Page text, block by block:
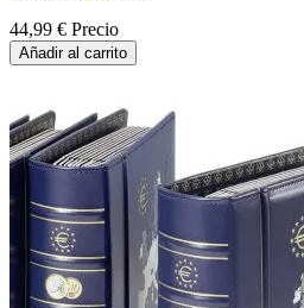
44,99 € Precio
Añadir al carrito